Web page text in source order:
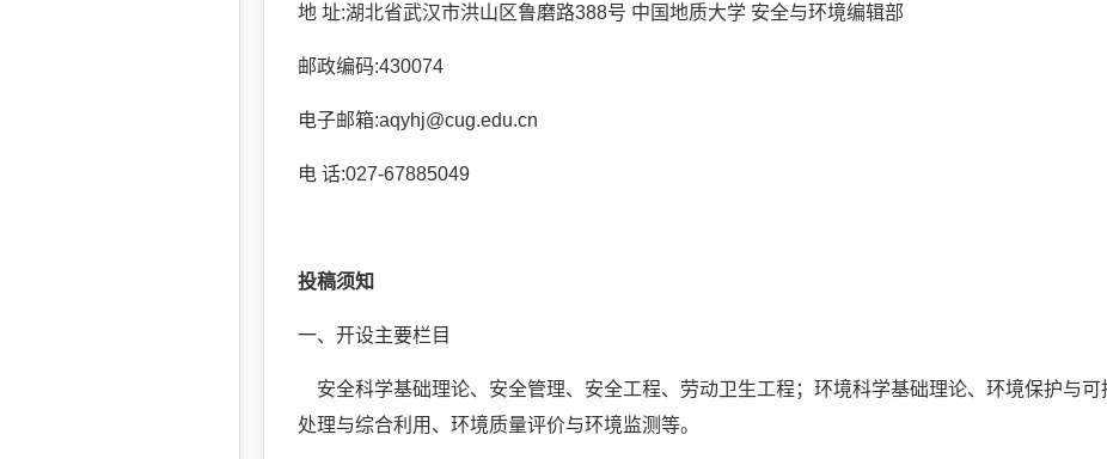
地 址:湖北省武汉市洪山区鲁磨路388号 中国地质大学 安全与环境编辑部
邮政编码:430074
电子邮箱:aqyhj@cug.edu.cn
电 话:027-67885049
投稿须知
一、开设主要栏目
安全科学基础理论、安全管理、安全工程、劳动卫生工程；环境科学基础理论、环境保护与
处理与综合利用、环境质量评价与环境监测等。